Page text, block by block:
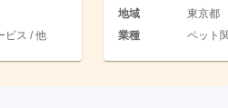
ビス / 他
地域
東京都
業種
ペット